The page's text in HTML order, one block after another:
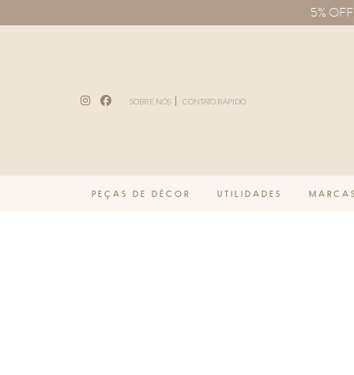
5%
SOBRE NÓS CONTATO RÁPIDO
PEÇAS DE DÉCOR UTILIDADES